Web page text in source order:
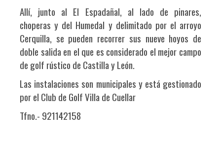
Allí, junto al El Espadañal, al lado de pinares,
choperas y del Humedal y delimitado por el arroyo
Cerquilla, se pueden recorrer sus nueve hoyos de
doble salida en el que es considerado el mejor campo
de golf rústico de Castilla y León.
Las instalaciones son municipales y está gestionado
por el Club de Golf Villa de Cuellar
Tfno.- 921142158